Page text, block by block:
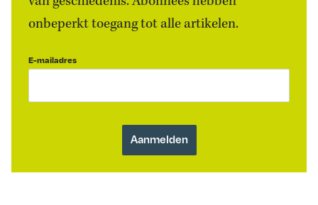
onbeperkt toegang tot alle artikelen.
E-mailadres